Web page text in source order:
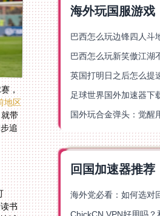
，
地区
带
追
海外玩国服游戏
回国加速器推荐